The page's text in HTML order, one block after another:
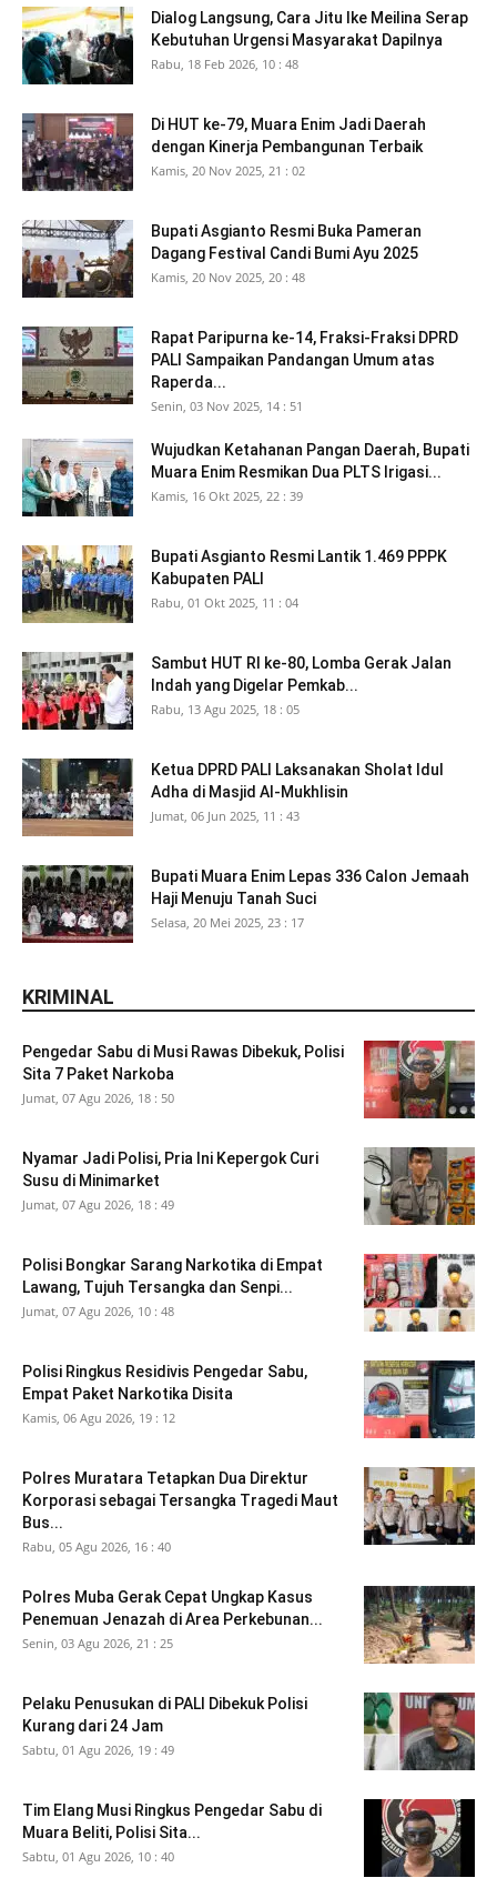
Dialog Langsung, Cara Jitu Ike Meilina Serap
Kebutuhan Urgensi Masyarakat Dapilnya
Rabu, 18 Feb 2026, 10 : 48
Di HUT ke-79, Muara Enim Jadi Daerah
dengan Kinerja Pembangunan Terbaik
Kamis, 20 Nov 2025, 21 : 02
Bupati Asgianto Resmi Buka Pameran
Dagang Festival Candi Bumi Ayu 2025
Kamis, 20 Nov 2025, 20 : 48
Rapat Paripurna ke-14, Fraksi-Fraksi DPRD
PALI Sampaikan Pandangan Umum atas
Raperda...
Senin, 03 Nov 2025, 14 : 51
Wujudkan Ketahanan Pangan Daerah, Bupati
Muara Enim Resmikan Dua PLTS Irigasi...
Kamis, 16 Okt 2025, 22 : 39
Bupati Asgianto Resmi Lantik 1.469 PPPK
Kabupaten PALI
Rabu, 01 Okt 2025, 11 : 04
Sambut HUT RI ke-80, Lomba Gerak Jalan
Indah yang Digelar Pemkab...
Rabu, 13 Agu 2025, 18 : 05
Ketua DPRD PALI Laksanakan Sholat Idul
Adha di Masjid Al-Mukhlisin
Jumat, 06 Jun 2025, 11 : 43
Bupati Muara Enim Lepas 336 Calon Jemaah
Haji Menuju Tanah Suci
Selasa, 20 Mei 2025, 23 : 17
KRIMINAL
Pengedar Sabu di Musi Rawas Dibekuk, Polisi
Sita 7 Paket Narkoba
Jumat, 07 Agu 2026, 18 : 50
Nyamar Jadi Polisi, Pria Ini Kepergok Curi
Susu di Minimarket
Jumat, 07 Agu 2026, 18 : 49
Polisi Bongkar Sarang Narkotika di Empat
Lawang, Tujuh Tersangka dan Senpi...
Jumat, 07 Agu 2026, 10 : 48
Polisi Ringkus Residivis Pengedar Sabu,
Empat Paket Narkotika Disita
Kamis, 06 Agu 2026, 19 : 12
Polres Muratara Tetapkan Dua Direktur
Korporasi sebagai Tersangka Tragedi Maut
Bus...
Rabu, 05 Agu 2026, 16 : 40
Polres Muba Gerak Cepat Ungkap Kasus
Penemuan Jenazah di Area Perkebunan...
Senin, 03 Agu 2026, 21 : 25
Pelaku Penusukan di PALI Dibekuk Polisi
Kurang dari 24 Jam
Sabtu, 01 Agu 2026, 19 : 49
Tim Elang Musi Ringkus Pengedar Sabu di
Muara Beliti, Polisi Sita...
Sabtu, 01 Agu 2026, 10 : 40